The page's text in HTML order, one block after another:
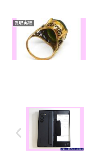
買取実績